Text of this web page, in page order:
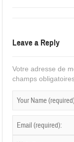
Leave a Reply
Votre adresse de
champs